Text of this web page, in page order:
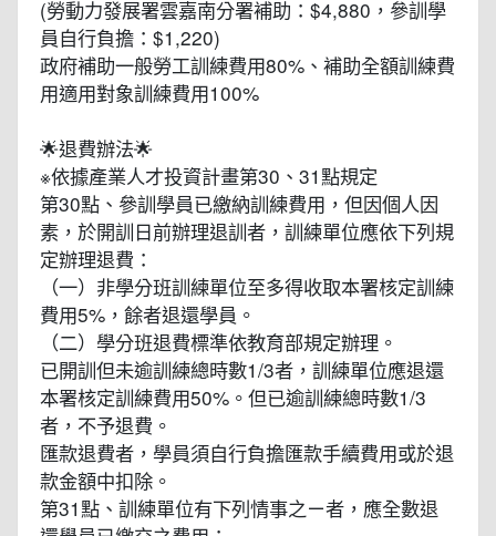
(勞動力發展署雲嘉南分署補助：$4,880，參訓學
員自行負擔：$1,220)
政府補助一般勞工訓練費用80%、補助全額訓練費
用適用對象訓練費用100%
🌟退費辦法🌟
※依據產業人才投資計畫第30、31點規定
第30點、參訓學員已繳納訓練費用，但因個人因
素，於開訓日前辦理退訓者，訓練單位應依下列規
定辦理退費：
（一）非學分班訓練單位至多得收取本署核定訓練
費用5%，餘者退還學員。
（二）學分班退費標準依教育部規定辦理。
已開訓但未逾訓練總時數1/3者，訓練單位應退還
本署核定訓練費用50%。但已逾訓練總時數1/3
者，不予退費。
匯款退費者，學員須自行負擔匯款手續費用或於退
款金額中扣除。
第31點、訓練單位有下列情事之ㄧ者，應全數退